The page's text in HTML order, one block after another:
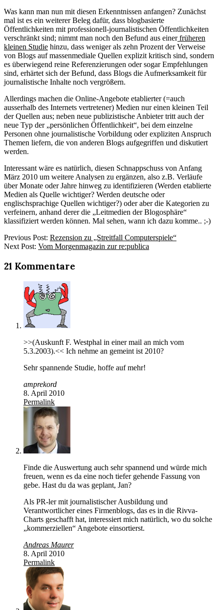
Was kann man nun mit diesen Erkenntnissen anfangen? Zunächst
mal ist es ein weiterer Beleg dafür, dass blogbasierte
Öffentlichkeiten mit professionell-journalistischen Öffentlichkeiten
verschränkt sind; nimmt man noch den Befund aus einerfrüheren
kleinen Studie hinzu, dass weniger als zehn Prozent der Verweise
von Blogs auf massenmediale Quellen explizit kritisch sind, sondern
es überwiegend reine Referenzierungen oder sogar Empfehlungen
sind, erhärtet sich der Befund, dass Blogs die Aufmerksamkeit für
journalistische Inhalte noch vergrößern.
Allerdings machen die Online-Angebote etablierter (=auch
ausserhalb des Internets vertretener) Medien nur einen kleinen Teil
der Quellen aus; neben neue publizistische Anbieter tritt auch der
neue Typ der „persönlichen Öffentlichkeit“, bei dem einzelne
Personen ohne journalistische Vorbildung oder expliziten Anspruch
Themen liefern, die von anderen Blogs aufgegriffen und diskutiert
werden.
Interessant wäre es natürlich, diesen Schnappschuss von Anfang
März 2010 um weitere Analysen zu ergänzen, also z.B. Verläufe
über Monate oder Jahre hinweg zu identifizieren (Werden etablierte
Medien als Quelle wichtiger? Werden deutsche oder
englischsprachige Quellen wichtiger?) oder aber die Kategorien zu
verfeinern, anhand derer die „Leitmedien der Blogosphäre“
klassifiziert werden können. Mal sehen, wann ich dazu komme.. ;-)
2010-
04-
Previous Post: Rezension zu „Streitfall Computerspiele“
Next Post: Vom Morgenmagazin zur re:publica
21 Kommentare
>>(Auskunft F. Westphal in einer mail an mich vom
5.3.2003).<< Ich nehme an gemeint ist 2010?
Sehr spannende Studie, hoffe auf mehr!
amprekord
8. April 2010
Permalink
Finde die Auswertung auch sehr spannend und würde mich
freuen, wenn es da eine noch tiefer gehende Fassung von
gebe. Hast du da was geplant, Jan?
Als PR-ler mit journalistischer Ausbildung und
Verantwortlicher eines Firmenblogs, das es in die Rivva-
Charts geschafft hat, interessiert mich natürlich, wo du solche
„kommerziellen“ Angebote einsortierst.
Andreas Maurer
8. April 2010
Permalink